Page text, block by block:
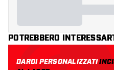
POTREBBERO
DARDI PERSONALIZZATI